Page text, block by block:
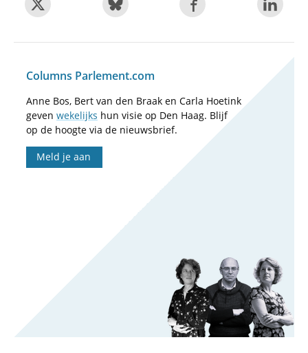
Columns Parlement.com
Anne Bos, Bert van den Braak en Carla Hoetink
geven wekelijks hun visie op Den Haag. Blijf
op de hoogte via de nieuwsbrief.
Meld je aan